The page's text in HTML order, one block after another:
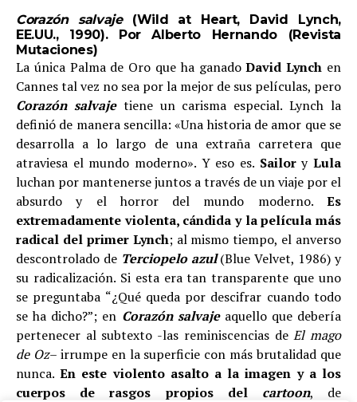
Corazón salvaje(Wild at Heart, David Lynch,
EE.UU., 1990). Por Alberto Hernando (Revista
Mutaciones)
La única Palma de Oro que ha ganadoDavid Lynch en
Cannes tal vez no sea por la mejor de sus películas, pero
Corazón salvajetiene un carisma especial. Lynch la
definió de manera sencilla: «Una historia de amor que se
desarrolla a lo largo de una extraña carretera que
atraviesa el mundo moderno». Y eso es. SailoryLula
luchan por mantenerse juntos a través de un viaje por el
absurdo y el horror del mundo moderno. Es
extremadamente violenta, cándida y la película más
radical del primer Lynch; al mismo tiempo, el anverso
descontrolado de Terciopelo azul (Blue Velvet, 1986) y
su radicalización. Si esta era tan transparente que uno
se preguntaba “¿Qué queda por descifrar cuando todo
se ha dicho?”; en Corazón salvaje aquello que debería
pertenecer al subtexto -las reminiscencias deEl mago
de Oz– irrumpe en la superficie con más brutalidad que
nunca.En este violento asalto a la imagen y a los
cuerpos de rasgos propios del cartoon, de